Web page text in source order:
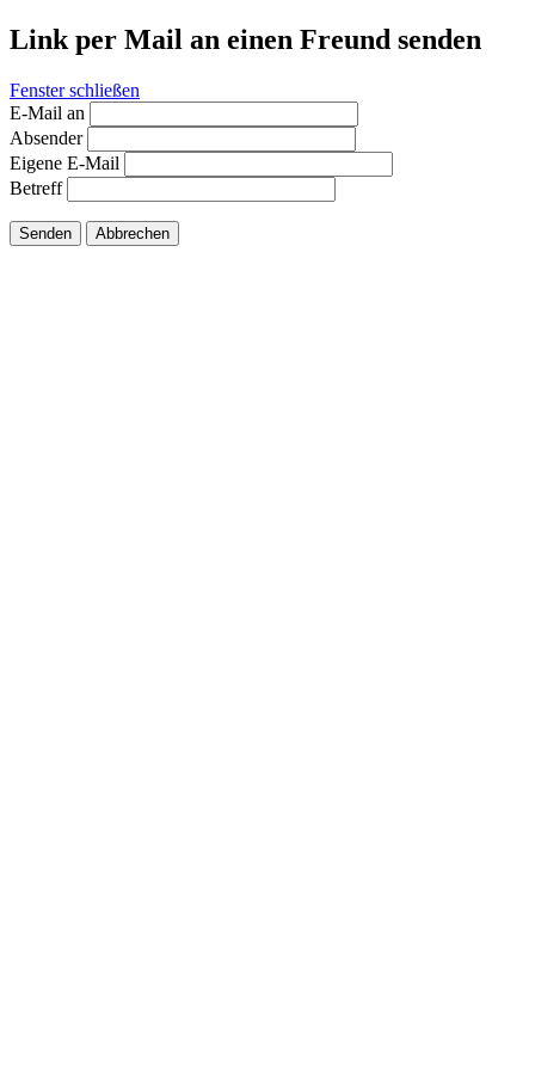
Link per Mail an einen Freund senden
Fenster schließen
E-Mail an
Absender
Eigene E-Mail
Betreff
Senden Abbrechen